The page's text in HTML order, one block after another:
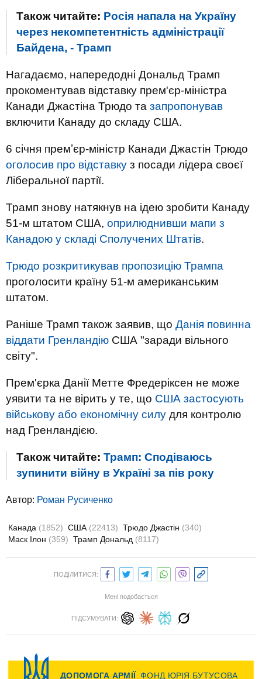
Також читайте: Росія напала на Україну
через некомпетентність адміністрації
Байдена, - Трамп
Нагадаємо, напередодні Дональд Трамп
прокоментував відставку прем'єр-міністра
Канади Джастіна Трюдо та запропонував
включити Канаду до складу США.
6 січня премʼєр-міністр Канади Джастін Трюдо
оголосив про відставку з посади лідера своєї
Ліберальної партії.
Трамп знову натякнув на ідею зробити Канаду
51-м штатом США, оприлюднивши мапи з
Канадою у складі Сполучених Штатів.
Трюдо розкритикував пропозицію Трампа
проголосити країну 51-м американським
штатом.
Раніше Трамп також заявив, що Данія повинна
віддати Гренландію США "заради вільного
світу".
Прем'єрка Данії Метте Фредеріксен не може
уявити та не вірить у те, що США застосують
військову або економічну силу для контролю
над Гренландією.
Також читайте: Трамп: Сподіваюсь
зупинити війну в Україні за пів року
Автор: Роман Русиченко
Канада (1852) США (22413) Трюдо Джастін (340)
Маск Ілон (359) Трамп Дональд (8117)
ПОДІЛИТИСЯ:
Мені подобається
ПІДСУМУВАТИ: